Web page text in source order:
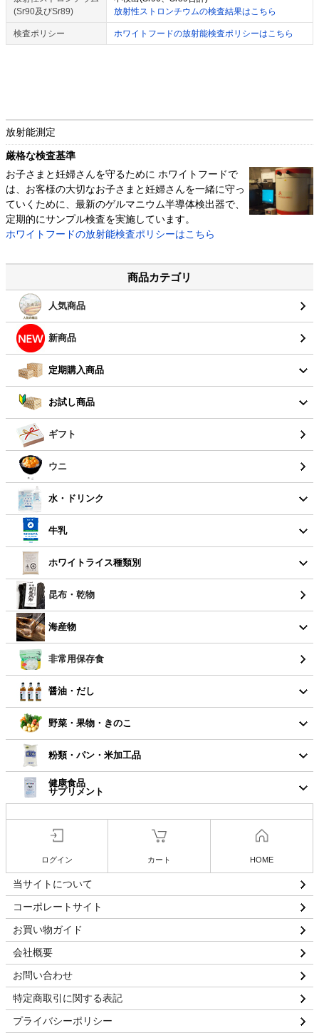
(Sr90及びSr89)
放射性ストロンチウムの検査結果はこちら
検査ポリシー ホワイトフードの放射能検査ポリシーはこちら
放射能測定
厳格な検査基準
お子さまと妊婦さんを守るために ホワイトフードで
は、お客様の大切なお子さまと妊婦さんを一緒に守っ
ていくために、最新のゲルマニウム半導体検出器で、
定期的にサンプル検査を実施しています。
ホワイトフードの放射能検査ポリシーはこちら
商品カテゴリ
人気商品
新商品
定期購入商品
お試し商品
ギフト
ウニ
水・ドリンク
牛乳
ホワイトライス種類別
昆布・乾物
海産物
非常用保存食
醤油・だし
野菜・果物・きのこ
粉類・パン・米加工品
健康食品
サプリメント
ログイン カート HOME
当サイトについて
コーポレートサイト
お買い物ガイド
会社概要
お問い合わせ
特定商取引に関する表記
プライバシーポリシー